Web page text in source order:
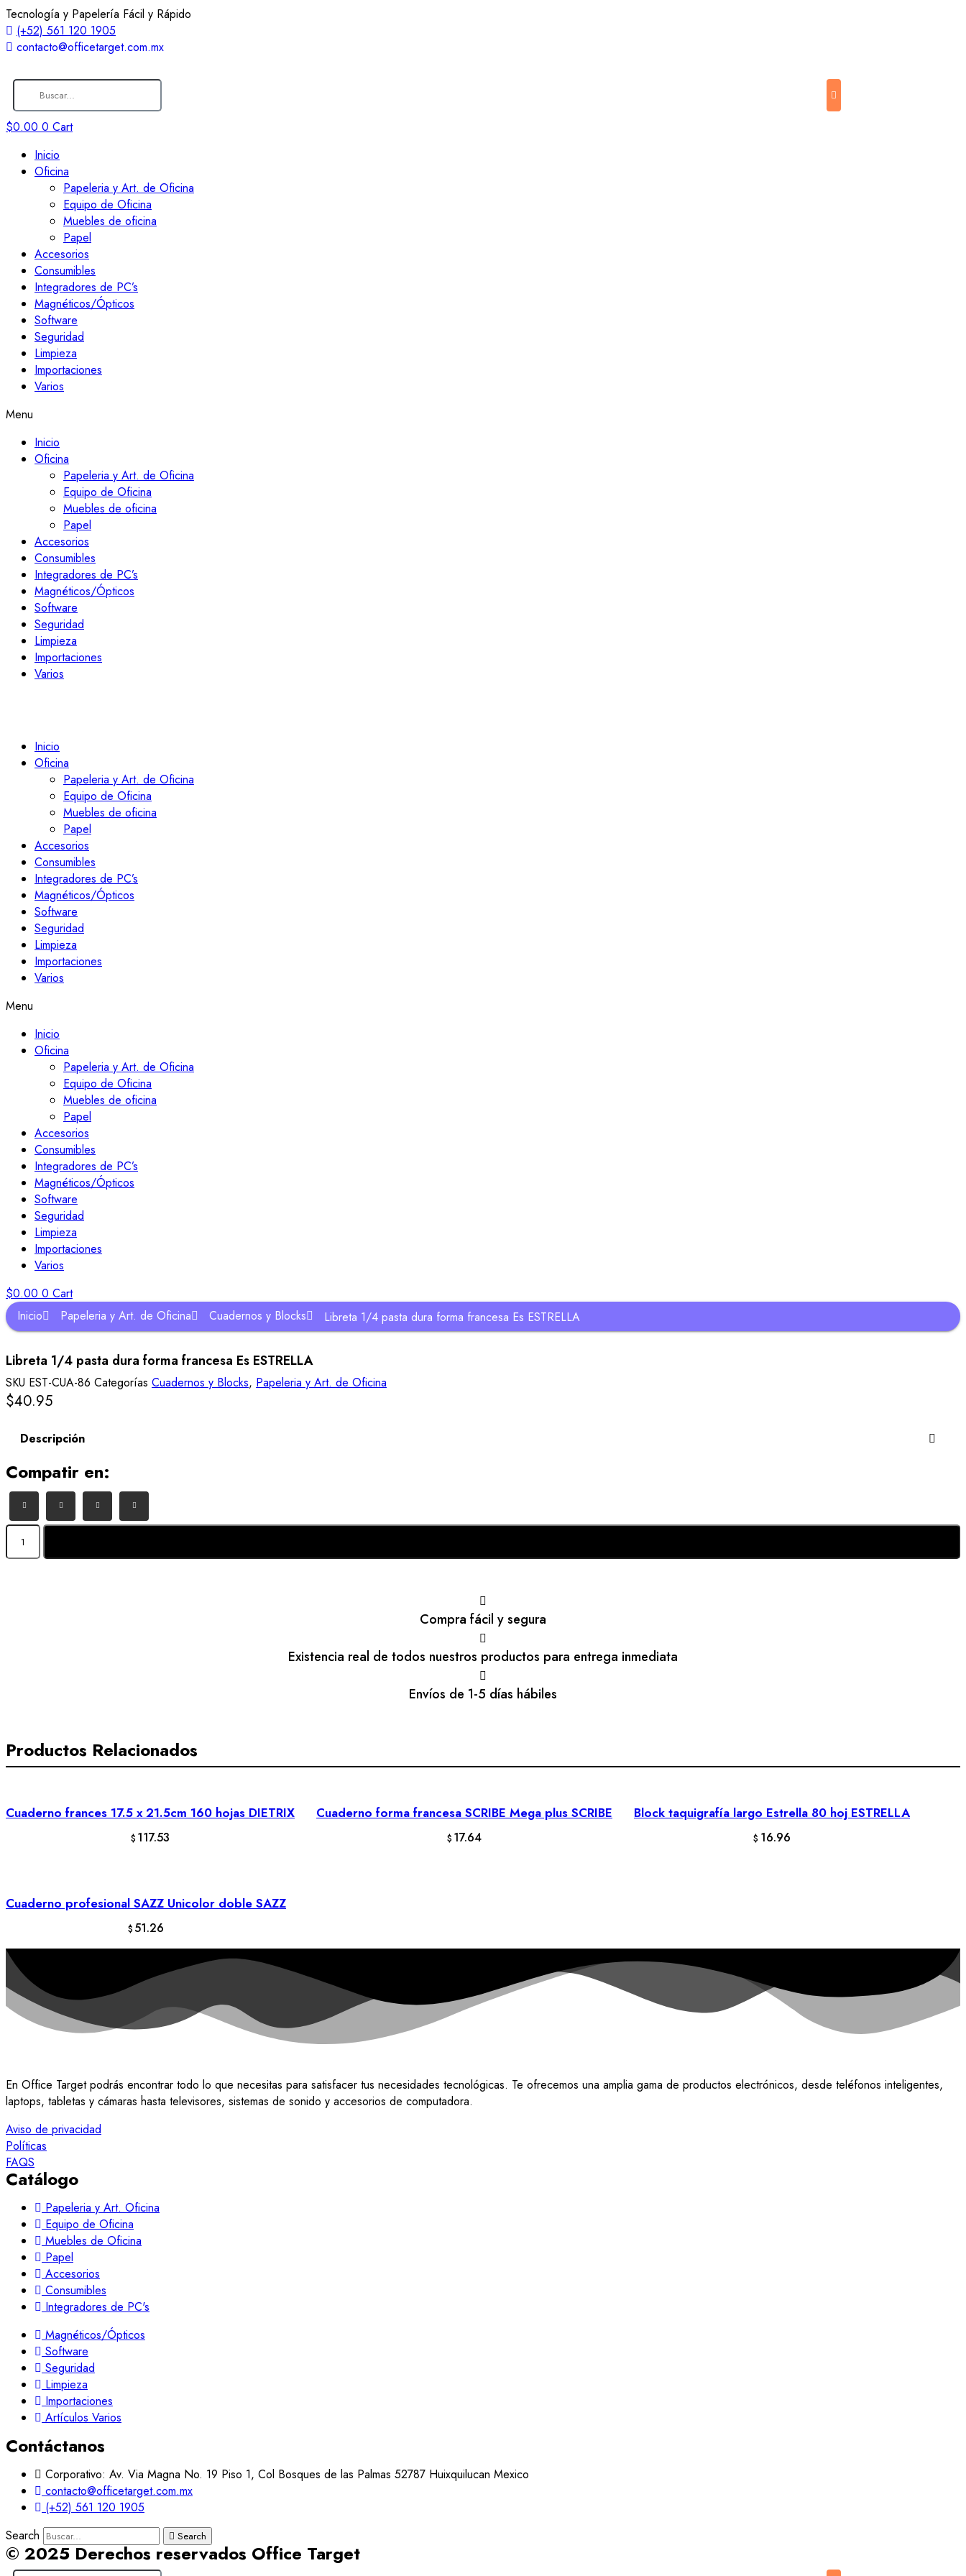
Tecnología y Papelería Fácil y Rápido
(+52) 561 120 1905
contacto@officetarget.com.mx
$0.00 0 Cart
Inicio
Oficina
Papeleria y Art. de Oficina
Equipo de Oficina
Muebles de oficina
Papel
Accesorios
Consumibles
Integradores de PC’s
Magnéticos/Ópticos
Software
Seguridad
Limpieza
Importaciones
Varios
Menu
Inicio
Oficina
Papeleria y Art. de Oficina
Equipo de Oficina
Muebles de oficina
Papel
Accesorios
Consumibles
Integradores de PC’s
Magnéticos/Ópticos
Software
Seguridad
Limpieza
Importaciones
Varios
Inicio
Oficina
Papeleria y Art. de Oficina
Equipo de Oficina
Muebles de oficina
Papel
Accesorios
Consumibles
Integradores de PC’s
Magnéticos/Ópticos
Software
Seguridad
Limpieza
Importaciones
Varios
Menu
Inicio
Oficina
Papeleria y Art. de Oficina
Equipo de Oficina
Muebles de oficina
Papel
Accesorios
Consumibles
Integradores de PC’s
Magnéticos/Ópticos
Software
Seguridad
Limpieza
Importaciones
Varios
$0.00 0 Cart
Inicio
Papeleria y Art. de Oficina Cuadernos y Blocks Libreta 1/4 pasta dura forma francesa Es ESTRELLA
Libreta 1/4 pasta dura forma francesa Es ESTRELLA
SKU EST-CUA-86 Categorías Cuadernos y Blocks, Papeleria y Art. de Oficina
$40.95
Descripción
Compatir en:
Libreta
1/4
Compra fácil y segura
Existencia real de todos nuestros productos para entrega inmediata
Envíos de 1-5 días hábiles
Productos Relacionados
AÑADIR AL CARRITO
Cuaderno frances 17.5 x 21.5cm 160 hojas DIETRIX
$ 117.53
AÑADIR AL CARRITO
Cuaderno forma francesa SCRIBE Mega plus SCRIBE
$ 17.64
AÑADIR AL CARRITO
Block taquigrafía largo Estrella 80 hoj ESTRELLA
$ 16.96
AÑADIR AL CARRITO
Cuaderno profesional SAZZ Unicolor doble SAZZ
$ 51.26
En Office Target podrás encontrar todo lo que necesitas para satisfacer tus necesidades tecnológicas. Te ofrecemos una amplia gama de productos electrónicos, desde teléfonos inteligentes,
laptops, tabletas y cámaras hasta televisores, sistemas de sonido y accesorios de computadora.
Aviso de privacidad
Políticas
FAQS
Catálogo
Papeleria y Art. Oficina
Equipo de Oficina
Muebles de Oficina
Papel
Accesorios
Consumibles
Integradores de PC's
Magnéticos/Ópticos
Software
Seguridad
Limpieza
Importaciones
Artículos Varios
Contáctanos
Corporativo: Av. Via Magna No. 19 Piso 1, Col Bosques de las Palmas 52787 Huixquilucan Mexico
contacto@officetarget.com.mx
(+52) 561 120 1905
Search
Search
© 2025 Derechos reservados Office Target